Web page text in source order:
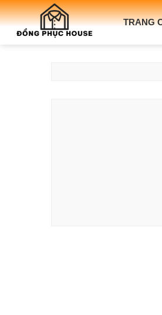
TRANG